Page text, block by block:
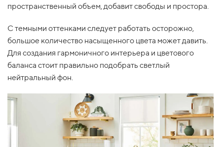
пространственный объем, добавит свободы и простора.
С темными оттенками следует работать осторожно,
большое количество насыщенного цвета может давить.
Для создания гармоничного интерьера и цветового
баланса стоит правильно подобрать светлый
нейтральный фон.